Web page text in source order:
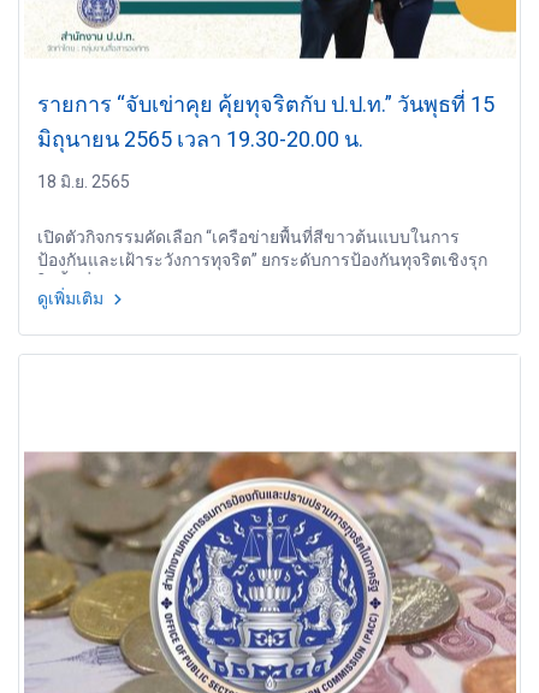
รายการ “จับเข่าคุย คุ้ยทุจริตกับ ป.ป.ท.” วันพุธที่ 15
มิถุนายน 2565 เวลา 19.30-20.00 น.
18 มิ.ย. 2565
เปิดตัวกิจกรรมคัดเลือก “เครือข่ายพื้นที่สีขาวต้นแบบในการ
ป้องกันและเฝ้าระวังการทุจริต” ยกระดับการป้องกันทุจริตเชิงรุก
ดูเพิ่มเติม